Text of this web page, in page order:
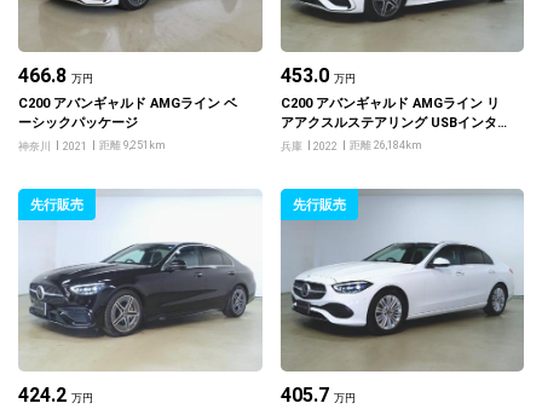
466.8 万円
C200 アバンギャルド AMGライン ベ
ーシックパッケージ
神奈川 2021 距離 9,251km
453.0 万円
C200 アバンギャルド AMGライン リ
アアクスルステアリング USBインター
フェース3クチ ベーシックパッケージ
兵庫 2022 距離 26,184km
先行販売
424.2 万円
先行販売
405.7 万円